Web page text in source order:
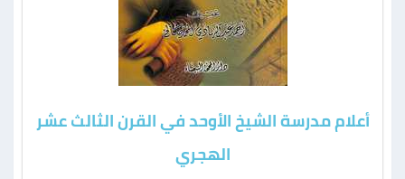
أعلام مدرسة الشيخ الأوحد في القرن الثالث عشر
الهجري